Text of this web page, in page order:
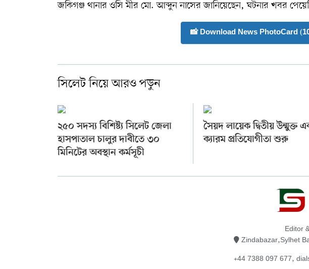
জকিগঞ্জ থানার ওসি মীর মো. আব্দুন নাসের জানিয়েছেন, ঘটনার খবর
📸 Download News PhotoCard
সিলেট নিয়ে আরও পড়ুন
২৫০ সদস্য বিশিষ্ট্য সিলেট জেলা
হাসপাতাল চালুর দাবীতে ৩০
মিনিটের অবস্থান কর্মসূচী
সৈয়দ লায়েক দ্বিতীয় উন্মুক্ত
ক্যারম প্রতিযোগীতা শুরু
Editor
Zindabazar,Sylhet
+44 7388 097 677,